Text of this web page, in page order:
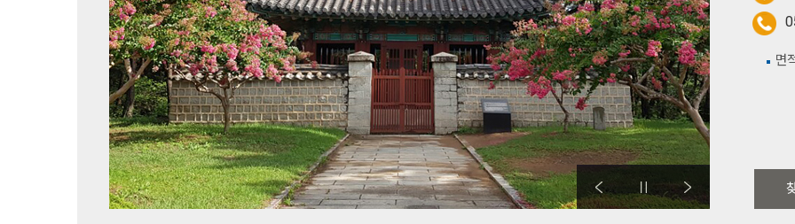
면